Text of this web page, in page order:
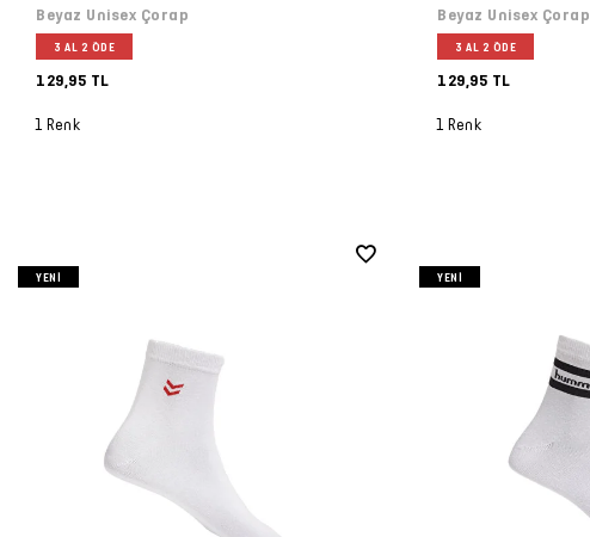
Beyaz Unisex Çorap
3 AL 2 ÖDE
129,95 TL
1 Renk
Beyaz Unisex Çorap
3 AL 2 ÖDE
129,95 TL
1 Renk
YENI YENI